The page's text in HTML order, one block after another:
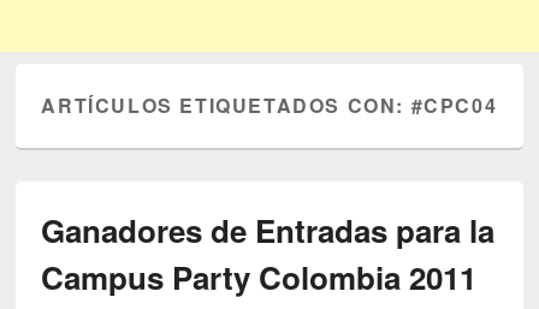
ARTÍCULOS ETIQUETADOS CON: #CPC04
Ganadores de Entradas para la
Campus Party Colombia 2011